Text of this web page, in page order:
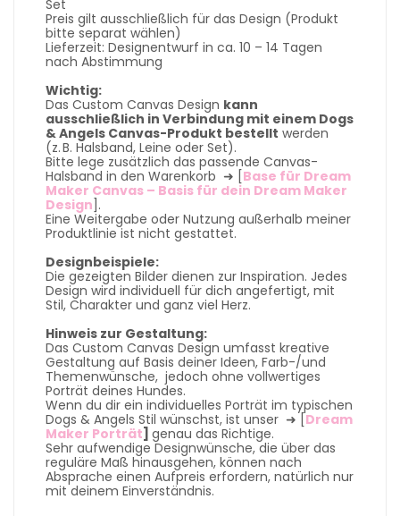
Set
Preis gilt ausschließlich für das Design (Produkt
bitte separat wählen)
Lieferzeit: Designentwurf in ca. 10 – 14 Tagen
nach Abstimmung
Wichtig:
Das Custom Canvas Design kann
ausschließlich in Verbindung mit einem Dogs
& Angels Canvas-Produkt bestellt werden
(z. B. Halsband, Leine oder Set).
Bitte lege zusätzlich das passende Canvas-
Halsband in den Warenkorb ➜ [Base für Dream
Maker Canvas – Basis für dein Dream Maker
Design].
Eine Weitergabe oder Nutzung außerhalb meiner
Produktlinie ist nicht gestattet.
Designbeispiele:
Die gezeigten Bilder dienen zur Inspiration. Jedes
Design wird individuell für dich angefertigt, mit
Stil, Charakter und ganz viel Herz.
Hinweis zur Gestaltung:
Das Custom Canvas Design umfasst kreative
Gestaltung auf Basis deiner Ideen, Farb-/und
Themenwünsche, jedoch ohne vollwertiges
Porträt deines Hundes.
Wenn du dir ein individuelles Porträt im typischen
Dogs & Angels Stil wünschst, ist unser ➜ [Dream
Maker Porträt] genau das Richtige.
Sehr aufwendige Designwünsche, die über das
reguläre Maß hinausgehen, können nach
Absprache einen Aufpreis erfordern, natürlich nur
mit deinem Einverständnis.